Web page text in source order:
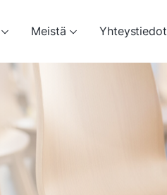
Meistä Yhteystiedot